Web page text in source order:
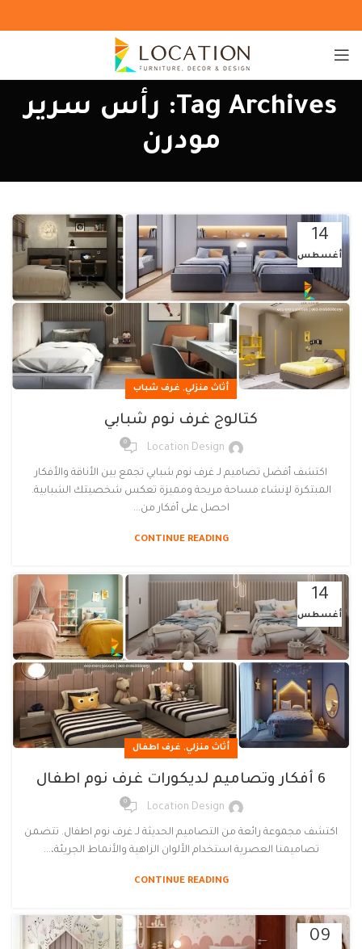
Tag Archives: رأس سرير
مودرن
14
أغسطس
أثاث منزلي, غرف شباب
كتالوج غرف نوم شبابي
Location Design
0
اكتشف أفضل تصاميم لـ غرف نوم شبابي تجمع بين الأناقة والأفكار
المبتكرة لإنشاء مساحة مريحة ومميزة تعكس شخصيتك الشبابية.
احصل على أفكار من...
CONTINUE READING
14
أغسطس
أثاث منزلي, غرف اطفال
6 أفكار وتصاميم لديكورات غرف نوم اطفال
Location Design
0
اكتشف مجموعة رائعة من التصاميم الحديثة لـ غرف نوم اطفال. تتضمن
تصاميمنا العصرية استخدام الألوان الزاهية والأنماط الجريئة،...
CONTINUE READING
09